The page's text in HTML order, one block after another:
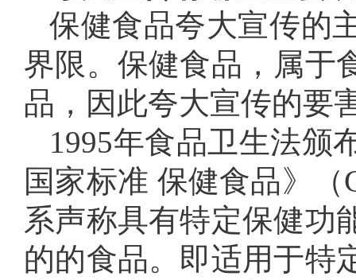
保健食品夸大宣传的
界限。保健食品，属于
品，因此夸大宣传的要
1995年食品卫生法颁
国家标准 保健食品》（
系声称具有特定保健功
的的食品。即适用于特